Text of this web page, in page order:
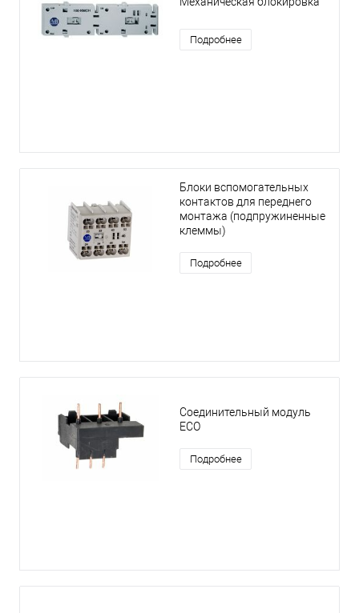
Подробнее
Блоки вспомогательных
контактов для переднего
монтажа (подпружиненные
клеммы)
Подробнее
Соединительный модуль
ECO
Подробнее